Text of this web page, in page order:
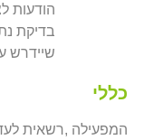
הודעות
בדיקת
שיידרש
כללי
המפעילה ,רשאית